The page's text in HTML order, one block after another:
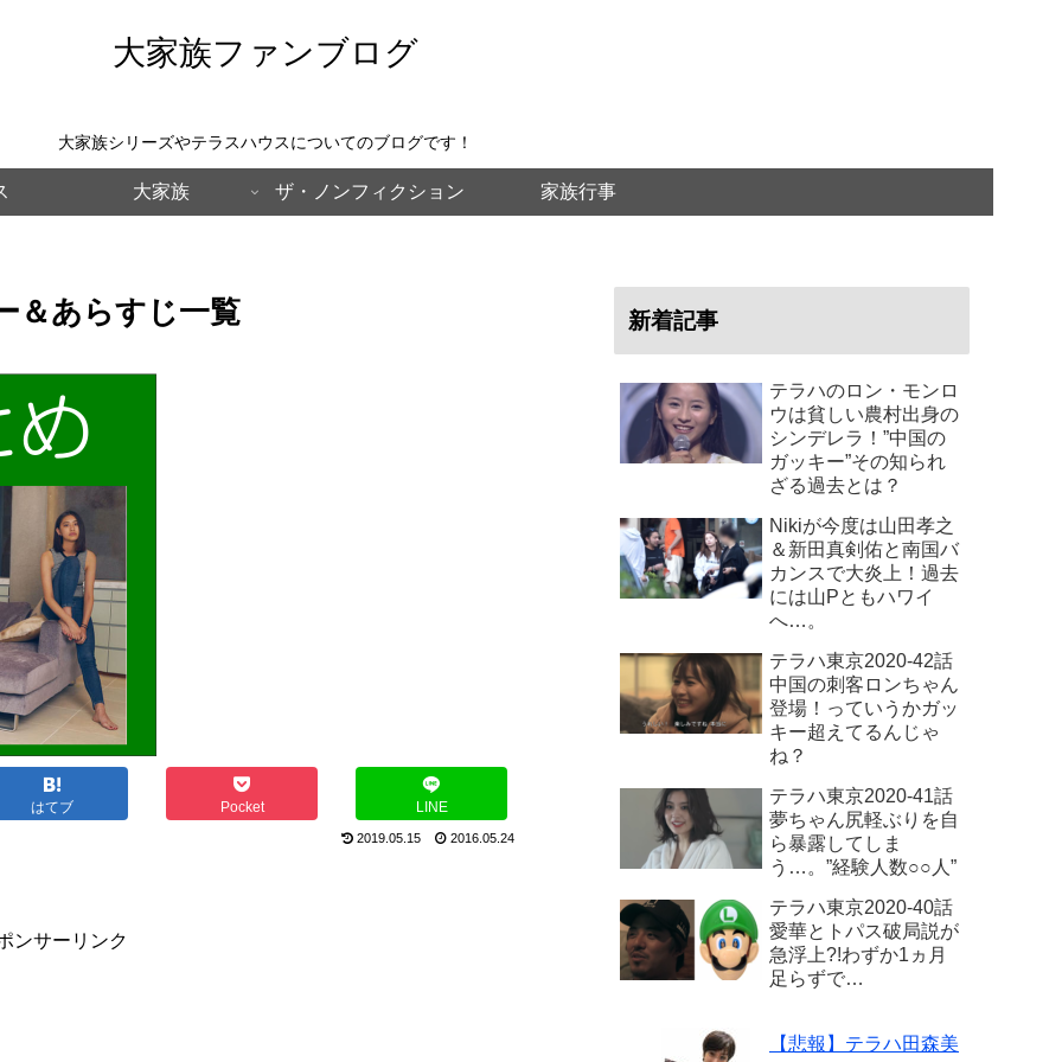
大家族ファンブログ
大家族シリーズやテラスハウスについてのブログです！
大家族 ザ・ノンフィクション 家族行事
＆あらすじ一覧
はてブ Pocket LINE
2019.05.15 2016.05.24
ンサーリンク
新着記事
テラハのロン・モンロ
ウは貧しい農村出身の
シンデレラ！”中国の
ガッキー”その知られ
ざる過去とは？
Nikiが今度は山田孝之
＆新田真剣佑と南国バ
カンスで大炎上！過去
には山Pともハワイ
へ…。
テラハ東京2020‐42話
中国の刺客ロンちゃん
登場！っていうかガッ
キー超えてるんじゃ
ね？
テラハ東京2020-41話
夢ちゃん尻軽ぶりを自
ら暴露してしま
う…。”経験人数○○人”
テラハ東京2020‐40話
愛華とトパス破局説が
急浮上?!わずか1ヵ月
足らずで…
【悲報】テラハ田森美